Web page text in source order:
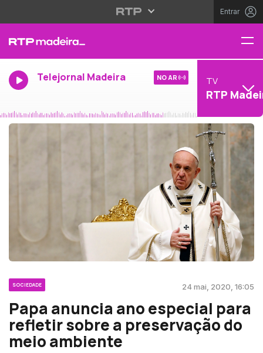
Entrar
Telejornal Madeira NO AR TV
RTP
SOCIEDADE 24 mai, 2020, 16:05
Papa anuncia ano especial para
refletir sobre a preservação do
meio ambiente